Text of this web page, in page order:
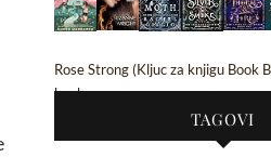
Rose Strong (Kljuc za knjigu Book
books »
TAGOVI